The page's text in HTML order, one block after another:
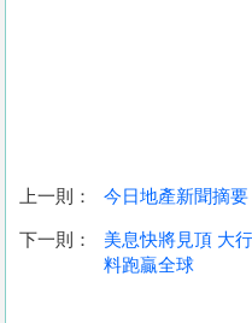
收
上一則： 今日地產新聞摘要
下一則：
美息快將見頂 大
料跑贏全球